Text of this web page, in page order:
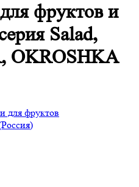
фруктов и
Salad,
OKROSHKA
для фруктов